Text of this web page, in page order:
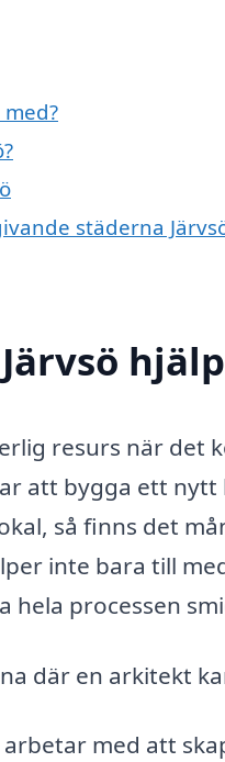
städerna
resurs när det
att bygga ett
så finns det
inte bara till
hela processen
där en arkitekt
med att